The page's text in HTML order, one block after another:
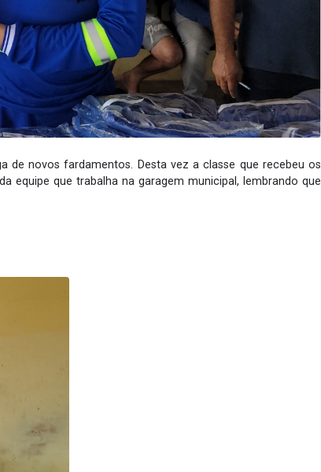
de novos fardamentos. Desta vez a classe que recebeu os
equipe que trabalha na garagem municipal, lembrando que